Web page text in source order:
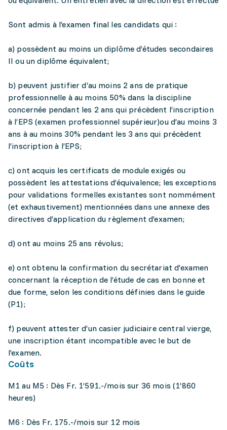
Sont admis à l’examen final les candidats qui :
a) possèdent au moins un diplôme d’études secondaires
II ou un diplôme équivalent;
b) peuvent justifier d’au moins 2 ans de pratique
professionnelle à au moins 50% dans la discipline
concernée pendant les 2 ans qui précèdent l’inscription
à l’EPS (examen professionnel supérieur)ou d’au moins 3
ans à au moins 30% pendant les 3 ans qui précèdent
l’inscription à l’EPS;
c) ont acquis les certificats de module exigés ou
possèdent les attestations d’équivalence; les exceptions
pour validations formelles existantes sont nommément
(et exhaustivement) mentionnées dans une annexe des
directives d’application du règlement d’examen;
d) ont au moins 25 ans révolus;
e) ont obtenu la confirmation du secrétariat d’examen
concernant la réception de l’étude de cas en bonne et
due forme, selon les conditions définies dans le guide
(P1);
f) peuvent attester d’un casier judiciaire central vierge,
une inscription étant incompatible avec le but de
l’examen.
Coûts
M1 au M5 : Dès Fr. 1’591.-/mois sur 36 mois (1’860
heures)
M6 : Dès Fr. 175.-/mois sur 12 mois